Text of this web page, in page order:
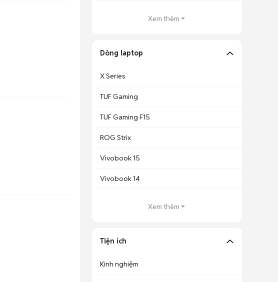
Xem thêm
Dòng laptop
X Series
TUF Gaming
TUF Gaming F15
ROG Strix
Vivobook 15
Vivobook 14
Xem thêm
Tiện ích
Kinh nghiệm